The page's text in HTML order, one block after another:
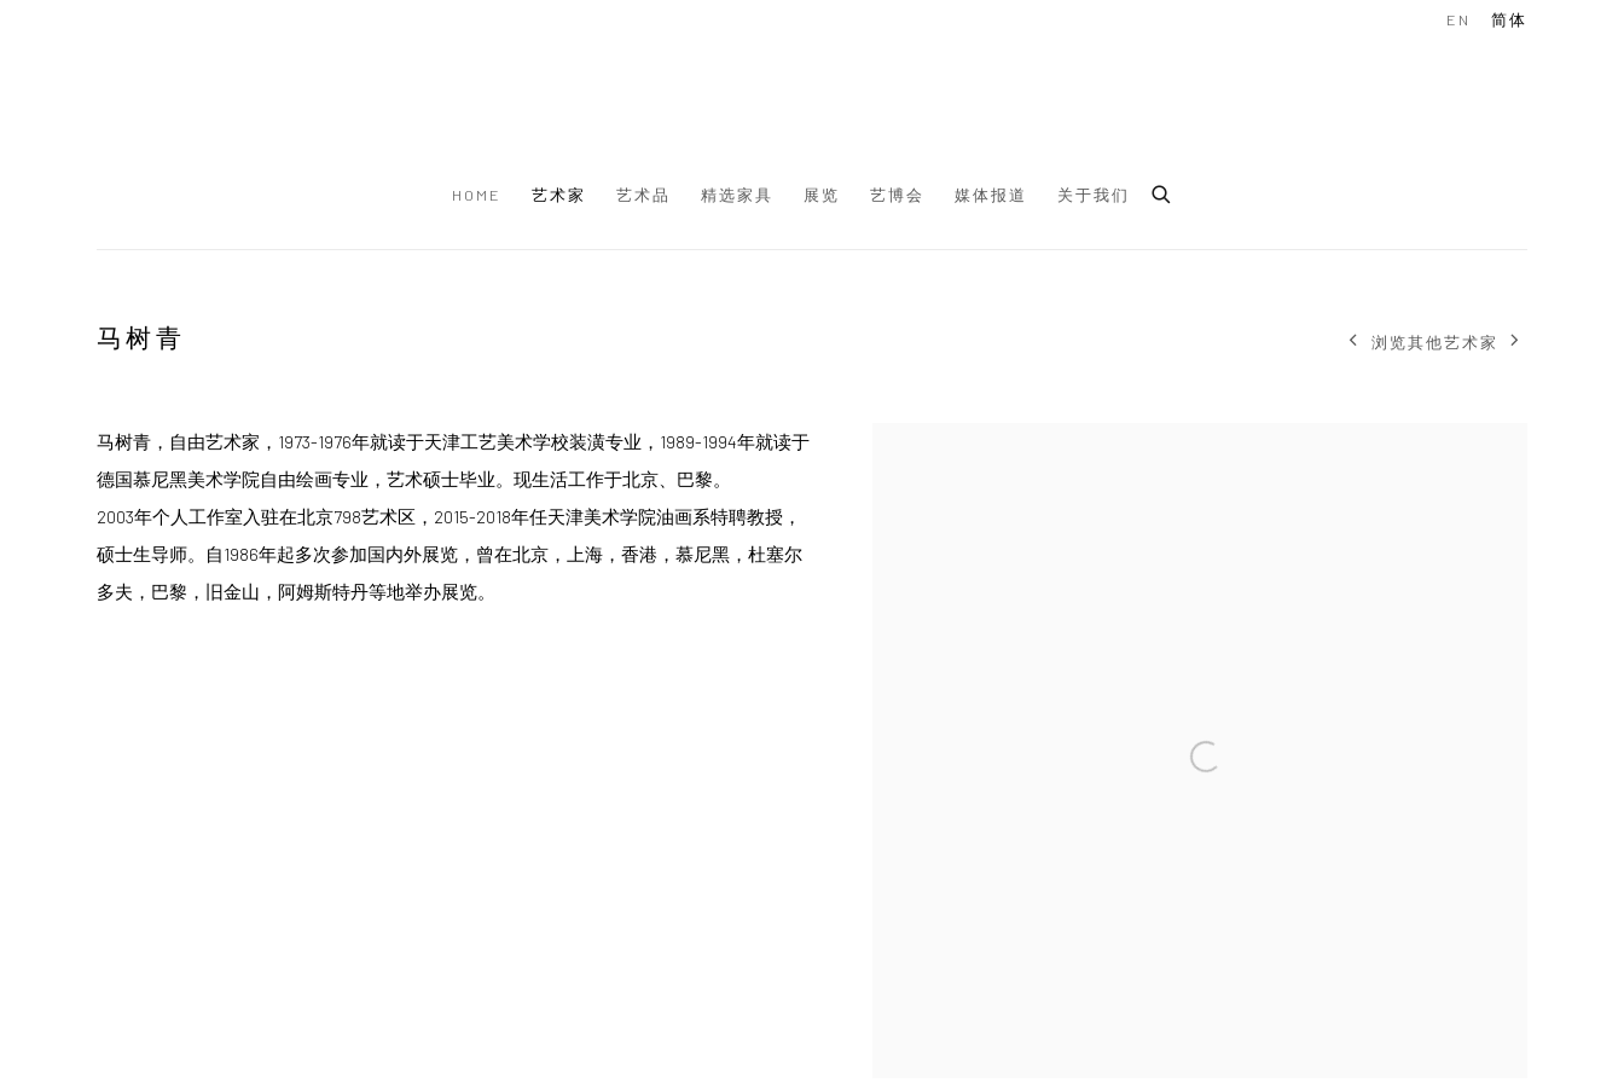
HOME 艺术家 艺术品 精选家具 展览 艺博会 媒体报道 关于我们
EN 简体
马树青 浏览其他艺术家
马树青，自由艺术家，1973-1976年就读于天津工艺美术学校装潢专业，1989-1994年就读于
德国慕尼黑美术学院自由绘画专业，艺术硕士毕业。现生活工作于北京、巴黎。
2003年个人工作室入驻在北京798艺术区，2015-2018年任天津美术学院油画系特聘教授，
硕士生导师。自1986年起多次参加国内外展览，曾在北京，上海，香港，慕尼黑，杜塞尔
多夫，巴黎，旧金山，阿姆斯特丹等地举办展览。